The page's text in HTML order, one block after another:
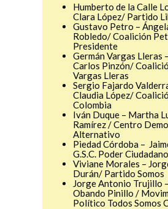
Humberto de la Calle
Clara López/ Partido
Gustavo Petro –
Robledo/ Coalición
Presidente
Germán Vargas Lleras
Carlos Pinzón/
Vargas Lleras
Sergio Fajardo
Claudia López/
Colombia
Iván Duque – Martha
Ramírez / Centro
Alternativo
Piedad Córdoba –
G.S.C. Poder Ciudadano
Viviane Morales –
Durán/ Partido Somos
Jorge Antonio Trujillo
Obando Pinillo /
Político Todos Somos